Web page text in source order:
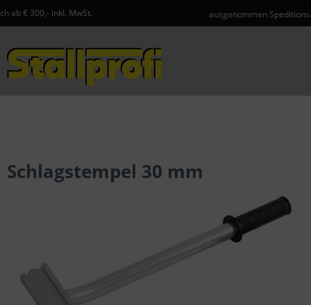
ausgenommen Speditionsartikel und
Schlagstempel 30 mm